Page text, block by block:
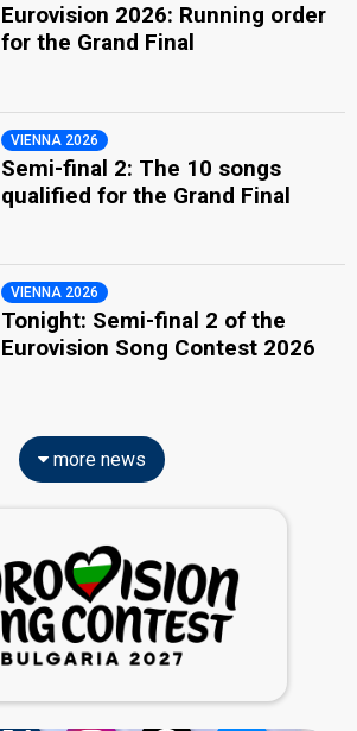
Eurovision 2026: Running order
for the Grand Final
VIENNA 2026
Semi-final 2: The 10 songs
qualified for the Grand Final
VIENNA 2026
Tonight: Semi-final 2 of the
Eurovision Song Contest 2026
more news